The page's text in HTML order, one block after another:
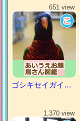
651 view
ゴシキセイガイインコ
1,370 view